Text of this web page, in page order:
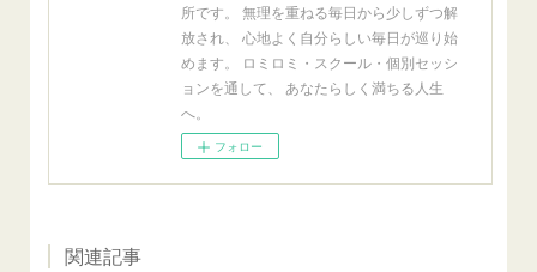
所です。 無理を重ねる毎日から少しずつ解
放され、 心地よく自分らしい毎日が巡り始
めます。 ロミロミ・スクール・個別セッシ
ョンを通して、 あなたらしく満ちる人生
へ。
フォロー
関連記事